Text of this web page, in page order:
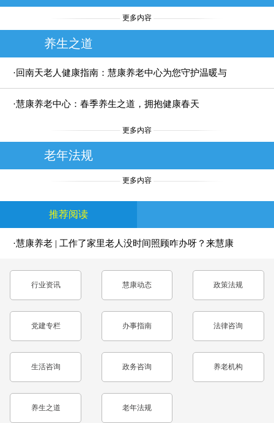
更多内容
养生之道
·回南天老人健康指南：慧康养老中心为您守护温暖与
安全
·慧康养老中心：春季养生之道，拥抱健康春天
更多内容
老年法规
更多内容
推荐阅读
·慧康养老 | 工作了家里老人没时间照顾咋办呀？来慧康
养老中心，工作与尽孝两不误！
行业资讯 慧康动态 政策法规
党建专栏 办事指南 法律咨询
生活咨询 政务咨询 养老机构
养生之道 老年法规